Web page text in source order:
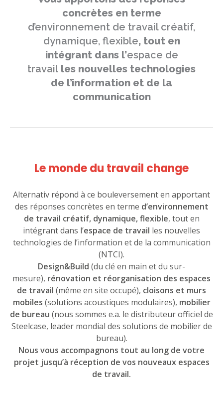
concrètes en terme
d’environnement de travail créatif,
dynamique, flexible, tout en
intégrant dans l’espace de
travail les nouvelles technologies
de l’information et de la
communication
Le monde du travail change
Alternativ répond à ce bouleversement en apportant
des réponses concrètes en terme d’environnement
de travail créatif, dynamique, flexible, tout en
intégrant dans l’espace de travail les nouvelles
technologies de l’information et de la communication
(NTCI).
Design&Build (du clé en main et du sur-
mesure), rénovation et réorganisation des espaces
de travail (même en site occupé), cloisons et murs
mobiles (solutions acoustiques modulaires), mobilier
de bureau (nous sommes e.a. le distributeur officiel de
Steelcase, leader mondial des solutions de mobilier de
bureau).
Nous vous accompagnons tout au long de votre
projet jusqu’à réception de vos nouveaux espaces
de travail.